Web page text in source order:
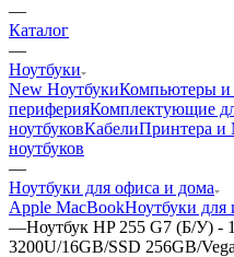
—
Каталог
—
Ноутбуки
New НоутбукиКомпьютеры
периферияКомплектующие
ноутбуковКабелиПринтера
ноутбуков
—
Ноутбуки для офиса и дома
Apple MacBookНоутбуки для
—Ноутбук HP 255 G7 (Б/У) -
3200U/16GB/SSD 256GB/